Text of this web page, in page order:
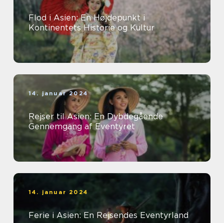
Flod i Asien: En Højdepunkt i
Kontinentets Historie og Kultur
14. januar 2024
Rejser til Asien: En Dybdegående
Gennemgang af Eventyret
14. januar 2024
Ferie i Asien: En Rejsendes Eventyrland